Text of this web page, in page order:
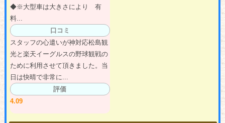
◆※大型車は大きさにより 有
料...
口コミ
スタッフの心遣いが神対応松島観
光と楽天イーグルスの野球観戦の
ために利用させて頂きました。当
日は快晴で非常に...
評価
4.09